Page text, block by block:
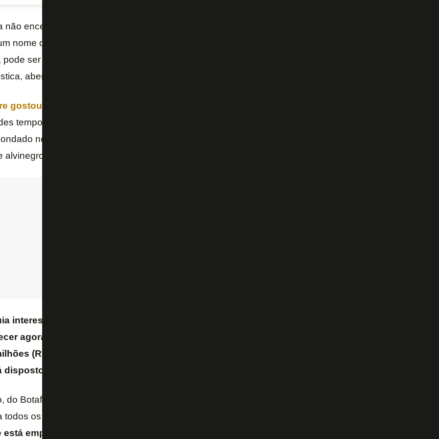
não encerrou suas atividades no mercado da bola neste início de
nome que circula bem nos bastidores do clube. O meia perdeu
pode ser negociado e o Glorioso é uma grande possibilidade
aberta até 11 de abril.
gostou do jogador, que se destaca no Tricolor desde 2023
temporadas em que soma
no início do ano, mas o Bahia pediu um valor bem alto, o que
interessado, mas desde que houvesse uma oportunidade. E
agora. Segundo apurou o blog do FogãoNET, o Bahia, que
(R$ 13,8 milhões na época) para comprar Cauly do
disposto a reduzir a pedida.
do Botafogo entender que o investimento seria uma boa
os envolvidos.
empolgado.